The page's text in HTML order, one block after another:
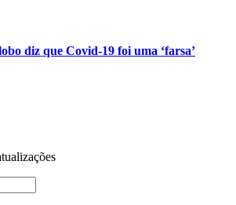
diz que Covid-19 foi uma ‘farsa’